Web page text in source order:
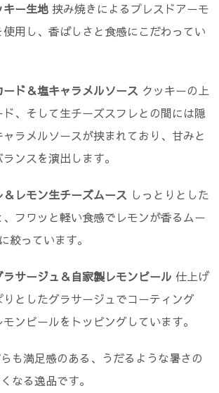
ー生地挟み焼きによるプレスドアーモ
用し、香ばしさと食感にこだわってい
ド＆塩キャラメルソース クッキーの上
、そして生チーズスフレとの間には隠
ャラメルソースが挟まれており、甘みと
ンスを演出します。
レモン生チーズムース しっとりとした
フワッと軽い食感でレモンが香るムー
絞っています。
ラサージュ＆自家製レモンピール 仕上げ
りとしたグラサージュでコーティング
ンピールをトッピングしています。
も満足感のある、うだるような暑さの
なる逸品です。